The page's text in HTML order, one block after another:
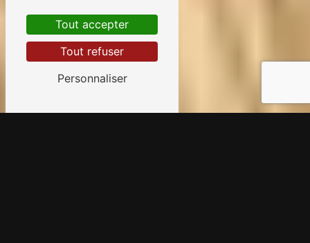
Tout accepter
Tout refuser
Personnaliser